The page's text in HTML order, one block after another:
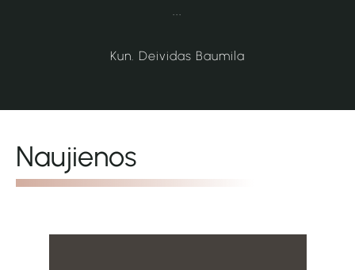
...
Kun. Deividas Baumila
Naujienos